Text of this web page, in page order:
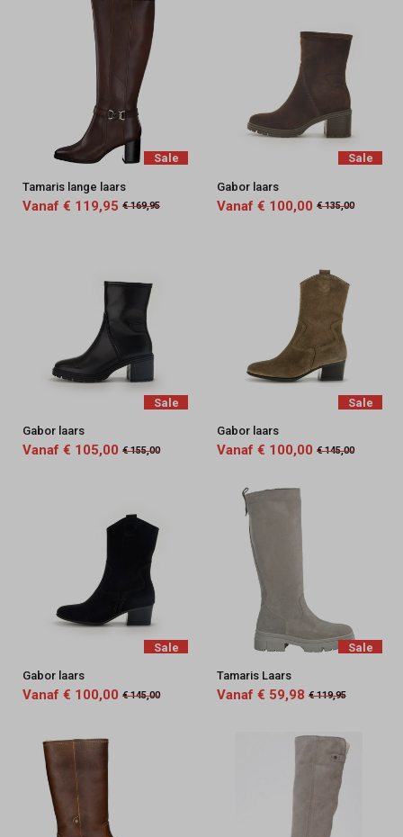
Sale
Tamaris lange laars
Vanaf € 119,95 € 169,95
Sale
Gabor laars
Vanaf € 100,00 € 135,00
Sale
Gabor laars
Vanaf € 105,00 € 155,00
Sale
Gabor laars
Vanaf € 100,00 € 145,00
Sale
Gabor laars
Vanaf € 100,00 € 145,00
Sale
Tamaris Laars
Vanaf € 59,98 € 119,95